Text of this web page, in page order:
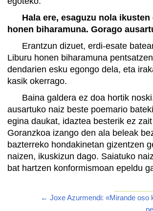
Hala ere, esaguzu nola
honen biharamuna. Gorago
Erantzun dizuet, erdi-esate
Liburu honen biharamuna
dendarien esku egongo dela, eta
kasik okerrago.
Baina galdera ez doa hortik
ausartuko naiz beste poemario
egina daukat, idaztea besterik ez
Goranzkoa izango den ala beleak
bazterreko hondakinetan gizentzen
naizen, ikuskizun dago. Saiatuko
bat hartzen konformismoan epeldu
← Joxe Azurmendi: «Mirande oso